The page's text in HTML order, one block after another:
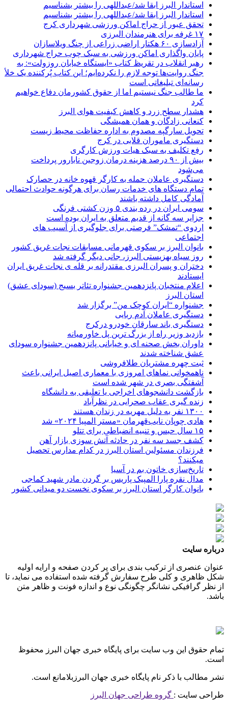
استاندار البرز ابقا شد/عبداللهی را بیشتر بشناسیم
استاندار البرز ابقا شد/عبداللهی را بیشتر بشناسیم
تحقق عبور از حراج اماکن ورزشی شهرداری کرج
۱۷ غرفه برای هنرمندان البرزی
آزادسازی ۶۰ هکتار اراضی زراعی از چنگ ویلاسازان
پایان واگذاری اماکن ورزشی به سبک چوب حراج شهرداری
رهبر انقلاب در تقریظ کتاب «ایستگاه خیابان روزولت»: به
جنگ روایت‌ها توجه لازم را نکرده‌ایم؛ این کتاب پُرکننده‌ یک خلأ
رسانه‌ای تبلیغاتی است
ما طالب جنگ نیستیم اما از حقوق کشورمان دفاع خواهیم
کرد
هشدار سطح زرد و کاهش کیفیت هوای البرز
کنعانی زادگان و همان همیشگی
تحویل سارگپه مصدوم به اداره حفاظت محیط زیست
دستگیری ماموران قلابی در کرج
رفع تکلیف به سبک هیات ورزش کارگری
بیش از ۹۰ درصد هزینه درمان زوجین نابارور پرداخت
می‌شود
دستگیری عاملان حمله به کارگر قهوه خانه در حصارک
تمام دستگاه های خدمات رسان برای هرگونه حوادث احتمالی
آمادگی کامل داشته باشند
سومی ایران در رده بندی ۵ وزن کشتی فرنگی
جزایر سه گانه از قدیم متعلق به ایران بوده است
اردوی “تمشک” فرصتی برای جلوگیری از آسیب های
اجتماعی
بانوان البرز بر سکوی قهرمانی مسابقات نجات غریق کشور
روز سیاه بهزیستی البرز، جانی دیگر گرفته شد
دختران و پسران البرزی مقتدرانه بر قله ی نجات غریق ایران
ایستادند
اعلام منتخبان پانزدهمین جشنواره تئاتر بسیج (سودای عشق)
استان البرز
جشنواره “ایران کوچک من” برگزار شد
دستگیری عاملان آدم ربایی
دستگیری باند سارقان خودرو درکرج
بازدید وزیر راه از بزرگ ترین پل خاورمیانه
داوران بخش صحنه ای و خیابانی پانزدهمین جشنواره سودای
عشق شناخته شدند
ثبت چهره مشتریان طلافروشی
ناهمخوانی نماهای امروزی با معماری اصیل ایرانی باعث
آشفتگی بصری در شهر شده است
بازگشت دانشجوهای اخراجی یا تعلیقی به دانشگاه
زنده گیری عقاب صحرایی در نظرآباد
۱۳۰۰ نفر به دلیل مهریه در زندان هستند
هادی چوپان نایب‌قهرمان «مستر المپیا ۲۰۲۴» شد
۱۵ سال حبس و تنبیه انضباطی برای تتلو
کشف جسد سه نفر در حادثه آتش سوزی بازار آهن
فرزندان مسئولین استان البرز در کدام مدارس تحصیل
میکنند؟
‌تاریخ‌سازی خاتون بم در آسیا
مدال نقره پارا المپیک پاریس بر گردن مادر شهید کماجی
بانوان کارگر استان البرز بر سکوی نخست دو میدانی کشور
درباره سایت
عنوان عنصری از ترکیب بندی برای پر کردن صفحه و ارایه اولیه
شکل ظاهری و کلی طرح سفارش گرفته شده استفاده می نماید، تا
از نظر گرافیکی نشانگر چگونگی نوع و اندازه فونت و ظاهر متن
باشد.
تمام حقوق این وب سایت برای پایگاه خبری جهان البرز محفوظ
است.
نشر مطالب با ذکر نام پایگاه خبری جهان البرزبلامانع است.
طراحی سایت : گروه طراحی جهان البرز